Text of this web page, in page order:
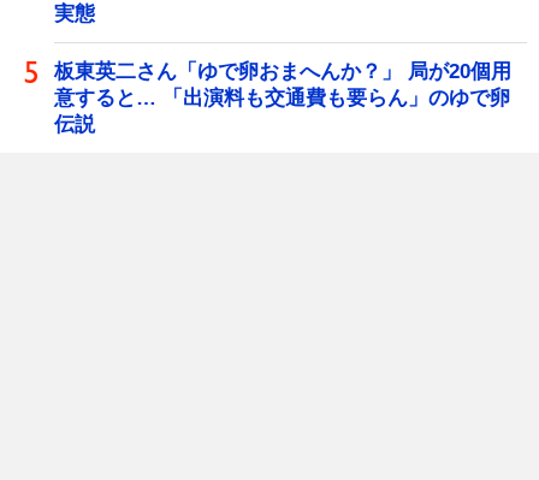
実態
板東英二さん「ゆで卵おまへんか？」 局が20個用
意すると… 「出演料も交通費も要らん」のゆで卵
伝説